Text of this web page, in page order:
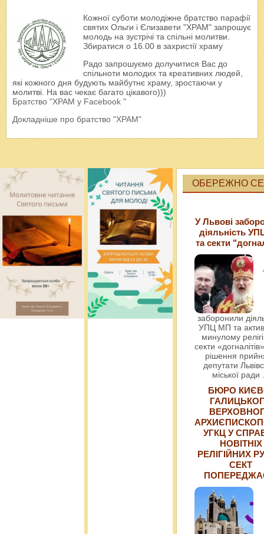
Кожної суботи молодіжне братство парафії
святих Ольги і Єлизавети "ХРАМ" запрошує
молодь на зустрічі та спільні молитви.
Збиратися о 16.00 в захристії храму
Радо запрошуємо долучитися Вас до
спільноти молодих та креативних людей,
які кожного дня будують майбутнє храму, зростаючи у
молитві. На вас чекає багато цікавого)))
Братство "ХРАМ у Facebook "
Докладніше про братство "ХРАМ"
ОБЕРЕЖНО
У Львові
діяльність
та секти
заборонили
УПЦ МП та
минулому
секти
рішення
депутати
міської ради
БЮРО
УГКЦ У
НОВІТНІХ
РЕЛІГІЙНИХ
СЕКТ